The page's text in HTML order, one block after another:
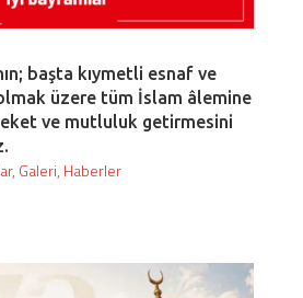
başta kıymetli esnaf ve
üzere tüm İslam âlemine
ve mutluluk getirmesini
, Galeri, Haberler